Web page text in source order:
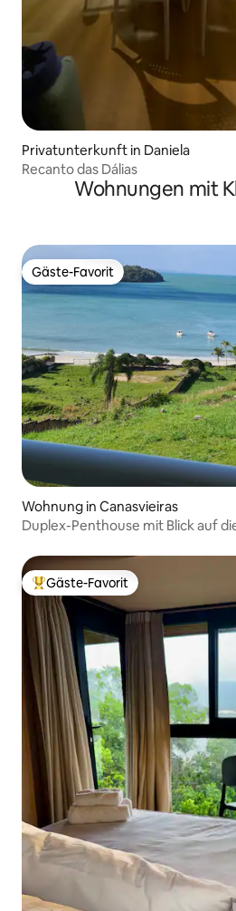
Privatunterkunft in Daniela
Recanto das Dálias
Wohnungen mit
Gäste-Favorit
Gäste-Favorit
Wohnung in Canasvieiras
Duplex-Penthouse mit Blick auf
Beliebter Gäste-Favorit.
Gäste-Favorit